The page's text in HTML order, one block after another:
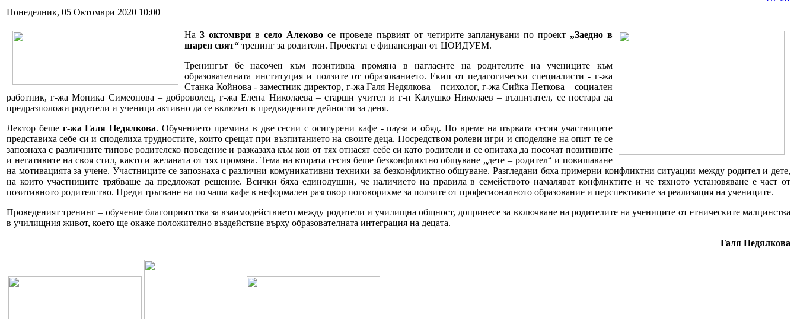
Понеделник, 05 Октомври 2020 10:00
На 3 октомври в село Алеково се проведе първият от четирите запланувани по проект „Заедно в
шарен свят“ тренинг за родители. Проектът е финансиран от ЦОИДУЕМ.
Тренингът бе насочен към позитивна промяна в нагласите на родителите на учениците към
образователната институция и ползите от образованието. Екип от педагогически специалисти - г-жа
Станка Койнова - заместник директор, г-жа Галя Недялкова – психолог, г-жа Сийка Петкова – социален
работник, г-жа Моника Симеонова – доброволец, г-жа Елена Николаева – старши учител и г-н Калушко Николаев – възпитател, се постара да
предразположи родители и ученици активно да се включат в предвидените дейности за деня.
Лектор беше г-жа Галя Недялкова. Обучението премина в две сесии с осигурени кафе - пауза и обяд. По време на първата сесия участниците
представиха себе си и споделиха трудностите, които срещат при възпитанието на своите деца. Посредством ролеви игри и споделяне на опит те се
запознаха с различните типове родителско поведение и разказаха към кои от тях отнасят себе си като родители и се опитаха да посочат позитивите
и негативите на своя стил, както и желаната от тях промяна. Тема на втората сесия беше безконфликтно общуване „дете – родител“ и повишаване
на мотивацията за учене. Участниците се запознаха с различни комуникативни техники за безконфликтно общуване. Разгледани бяха примерни конфликтни ситуации между родител и дете,
на които участниците трябваше да предложат решение. Всички бяха единодушни, че наличието на правила в семейството намаляват конфликтите и че тяхното установяване е част от
позитивното родителство. Преди тръгване на по чаша кафе в неформален разговор поговорихме за ползите от професионалното образование и перспективите за реализация на учениците.
Проведеният тренинг – обучение благоприятства за взаимодействието между родители и училищна общност, допринесе за включване на родителите на учениците от етническите малцинства
в училищния живот, което ще окаже положително въздействие върху образователната интеграция на децата.
Галя Недялкова